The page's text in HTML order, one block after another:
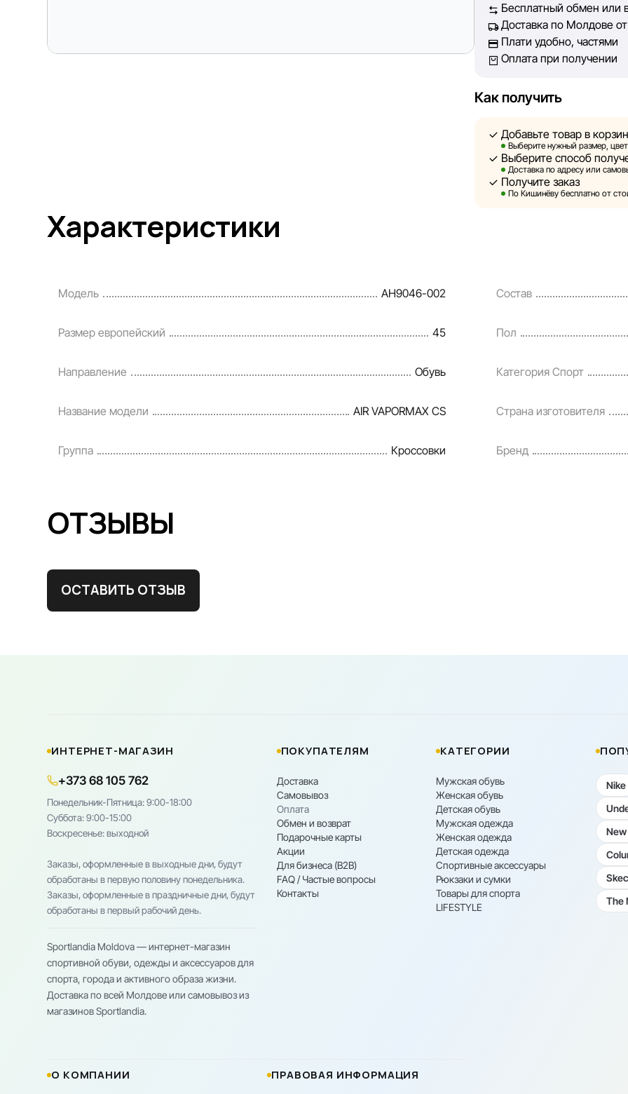
Наша цель — обеспечить
принять лучшее решение о
Однако, несмотря на
технических ошибок или
быть размещены на нашем
Sportlandia оставляет за
предварительного
и потребительские
порядке и без
Наша команда регулярно
Бесплатный обмен или
Доставка по Молдове от
Плати удобно, частями
Оплата при получении
Как получить
Добавьте товар в
Выберите нужный размер,
Выберите способ
Доставка по адресу или
Получите заказ
По Кишинёву бесплатно от
Характеристики
Модель AH9046-002 Состав
Размер европейский 45 Пол
Направление Обувь Категория Спорт
Название модели AIR VAPORMAX CS Страна изготовителя
Группа Кроссовки Бренд
ОТЗЫВЫ
ОСТАВИТЬ ОТЗЫВ
ИНТЕРНЕТ-МАГАЗИН
+373 68 105 762
Понедельник-Пятница: 9:00-18:00
Cуббота: 9:00-15:00
Воскресенье: выходной
Заказы, оформленные в выходные дни, будут
обработаны в первую половину понедельника.
Заказы, оформленные в праздничные дни, будут
обработаны в первый рабочий день.
Sportlandia Moldova — интернет-магазин
спортивной обуви, одежды и аксессуаров для
спорта, города и активного образа жизни.
Доставка по всей Молдове или самовывоз из
магазинов Sportlandia.
ПОКУПАТЕЛЯМ
Доставка
Самовывоз
Оплата
Обмен и возврат
Подарочные карты
Акции
Для бизнеса (B2B)
FAQ / Частые вопросы
Контакты
КАТЕГОРИИ
Мужская обувь
Женская обувь
Детская обувь
Мужская одежда
Женская одежда
Детская одежда
Спортивные аксессуары
Рюкзаки и сумки
Товары для спорта
LIFESTYLE
Nike
The
О КОМПАНИИ ПРАВОВАЯ ИНФОРМАЦИЯ